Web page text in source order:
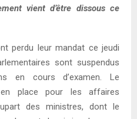
vient d’être dissous ce
perdu leur mandat ce jeudi
sont suspendus
en cours d’examen. Le
place pour les affaires
des ministres, dont le